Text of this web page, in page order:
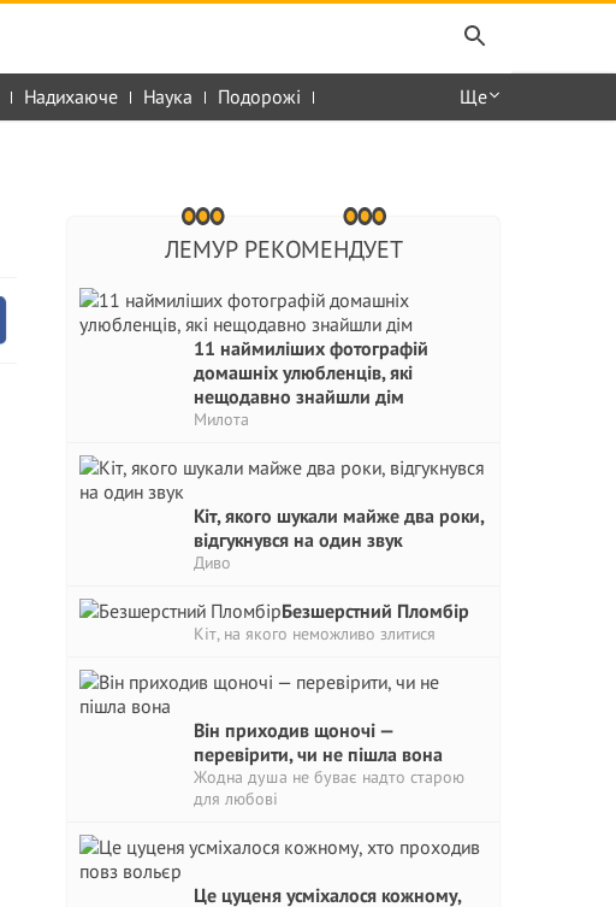
Надихаюче Наука Подорожі Ще
ЛЕМУР РЕКОМЕНДУЕТ
11 наймиліших фотографій
домашніх улюбленців, які
нещодавно знайшли дім
Милота
Кіт, якого шукали майже два роки,
відгукнувся на один звук
Диво
Безшерстний Пломбір
Кіт, на якого неможливо злитися
Він приходив щоночі —
перевірити, чи не пішла вона
Жодна душа не буває надто старою
для любові
Це цуценя усміхалося кожному,